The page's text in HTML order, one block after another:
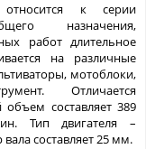
относится к серии
назначения,
работ длительное
на различные
мотоблоки,
Отличается
составляет 389
Тип двигателя –
составляет 25 мм.